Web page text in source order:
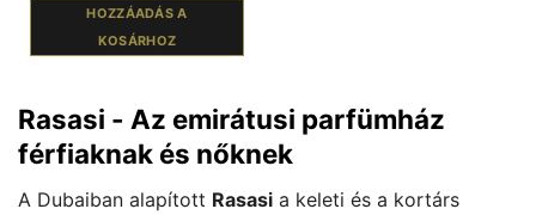
HOZZÁADÁS A
KOSÁRHOZ
Rasasi - Az emirátusi parfümház
férfiaknak és nőknek
A Dubaiban alapított Rasasi a keleti és a kortárs